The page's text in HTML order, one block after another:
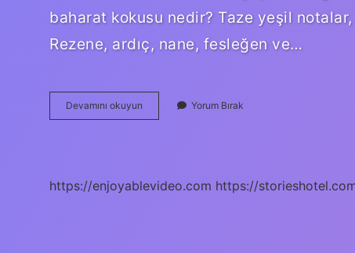
baharat kokusu nedir? Taze yeşil
Rezene, ardıç, nane, fesleğen ve…
Devamını okuyun
Kokulu
Yorum Bırak
https://enjoyablevideo.com https://